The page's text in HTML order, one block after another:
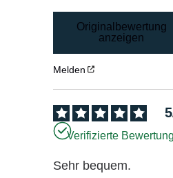
Originalbewertung
anzeigen
Melden
5
Verifizierte
Sehr bequem.